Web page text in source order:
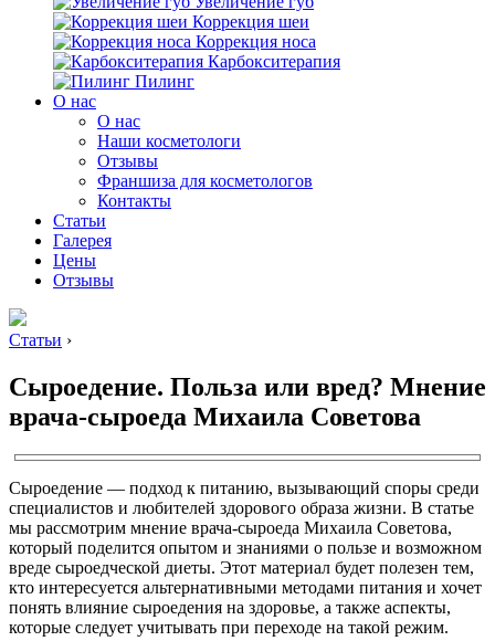
Коррекция шеи
Коррекция носа
Карбокситерапия
Пилинг
O нас
O нас
Наши косметологи
Отзывы
Франшиза для косметологов
Контакты
Статьи
Галерея
Цены
Отзывы
Статьи ›
Сыроедение. Польза или вред? Мнение
врача-сыроеда Михаила Советова
Сыроедение — подход к питанию, вызывающий споры среди
специалистов и любителей здорового образа жизни. В статье
мы рассмотрим мнение врача-сыроеда Михаила Советова,
который поделится опытом и знаниями о пользе и возможном
вреде сыроедческой диеты. Этот материал будет полезен тем,
кто интересуется альтернативными методами питания и хочет
понять влияние сыроедения на здоровье, а также аспекты,
которые следует учитывать при переходе на такой режим.